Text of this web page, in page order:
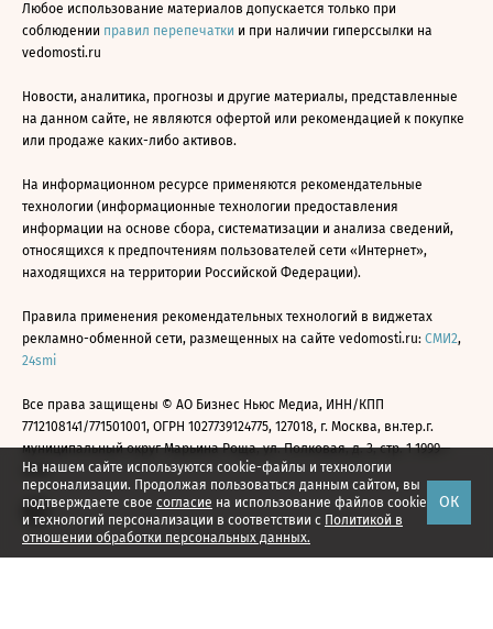
На нашем сайте используются cookie-файлы и технологии
персонализации. Продолжая пользоваться данным сайтом, вы
подтверждаете свое согласие на использование файлов cookie
и технологий персонализации в соответствии с Политикой в
отношении обработки персональных данных.
ОК
Любое использование материалов допускается только при
соблюдении правил перепечатки и при наличии гиперссылки на
vedomosti.ru
Новости, аналитика, прогнозы и другие материалы, представленные
на данном сайте, не являются офертой или рекомендацией к покупке
или продаже каких-либо активов.
На информационном ресурсе применяются рекомендательные
технологии (информационные технологии предоставления
информации на основе сбора, систематизации и анализа сведений,
относящихся к предпочтениям пользователей сети «Интернет»,
находящихся на территории Российской Федерации).
Правила применения рекомендательных технологий в виджетах
рекламно-обменной сети, размещенных на сайте vedomosti.ru: СМИ2,
24smi
Все права защищены © АО Бизнес Ньюс Медиа, ИНН/КПП
7712108141/771501001, ОГРН 1027739124775, 127018, г. Москва, вн.тер.г.
муниципальный округ Марьина Роща, ул. Полковая, д. 3, стр. 1 1999—
2026